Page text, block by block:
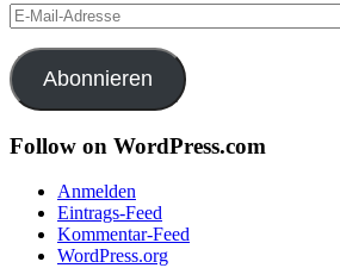
E-
Mail-
Adresse
Abonnieren
Follow on WordPress.com
Anmelden
Eintrags-Feed
Kommentar-Feed
WordPress.org